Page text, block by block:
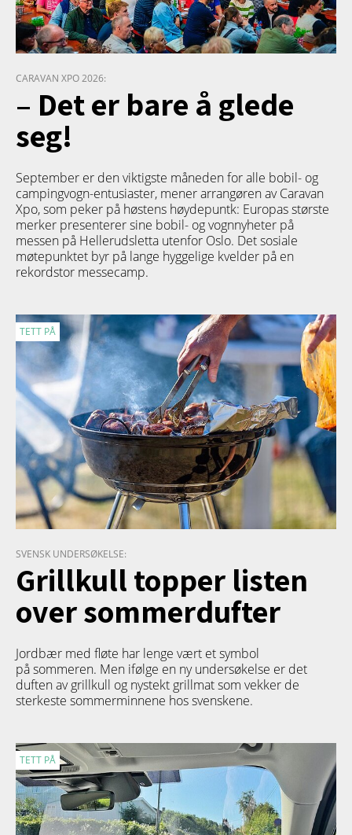
CARAVAN XPO 2026:
– Det er bare å glede
seg!
September er den viktigste måneden for alle bobil- og
campingvogn-entusiaster, mener arrangøren av Caravan
Xpo, som peker på høstens høydepuntk: Europas største
merker presenterer sine bobil- og vognnyheter på
messen på Hellerudsletta utenfor Oslo. Det sosiale
møtepunktet byr på lange hyggelige kvelder på en
rekordstor messecamp.
TETT PÅ
SVENSK UNDERSØKELSE:
Grillkull topper listen
over sommerdufter
Jordbær med fløte har lenge vært et symbol
på sommeren. Men ifølge en ny undersøkelse er det
duften av grillkull og nystekt grillmat som vekker de
sterkeste sommerminnene hos svenskene.
TETT PÅ